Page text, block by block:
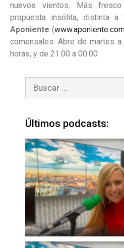
nuevos vientos. Más
propuesta insólita, distinta
Aponiente(
comensales. Abre de martes
horas, y de 21.00 a 00.00
Últimos podcasts: